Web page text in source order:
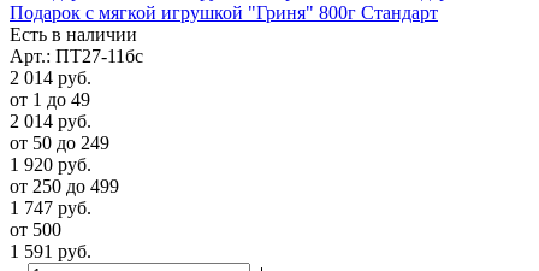
Подарок с мягкой игрушкой "Гриня" 800г Стандарт
Есть в наличии
Арт.: ПТ27-11бс
2 014 руб.
от 1 до 49
2 014 руб.
от 50 до 249
1 920 руб.
от 250 до 499
1 747 руб.
от 500
1 591 руб.